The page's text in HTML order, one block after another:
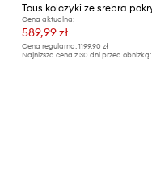
Cena aktualna:
589,99 zł
Cena regularna:1199,90 zł
Najniższa cena z 30 dni przed obniżką: